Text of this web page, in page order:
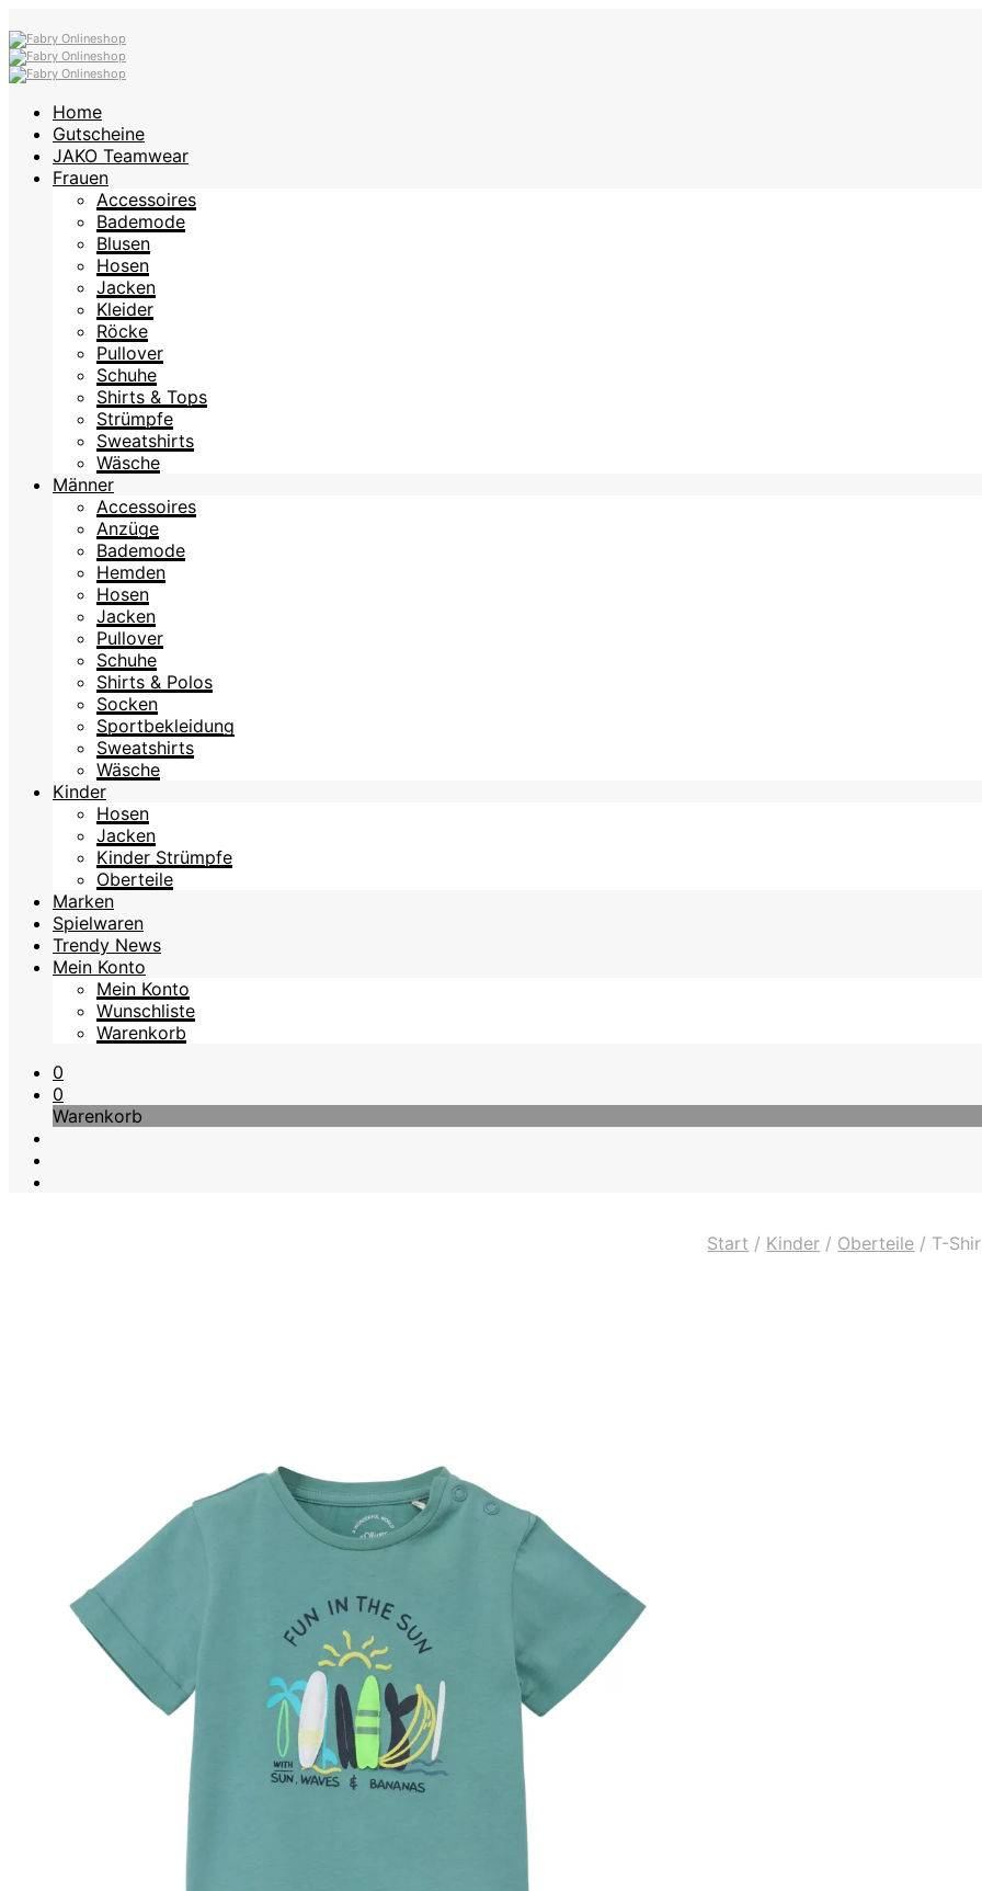
Home
Gutscheine
JAKO Teamwear
Frauen
Accessoires
Bademode
Blusen
Hosen
Jacken
Kleider
Röcke
Pullover
Schuhe
Shirts & Tops
Strümpfe
Sweatshirts
Wäsche
Männer
Accessoires
Anzüge
Bademode
Hemden
Hosen
Jacken
Pullover
Schuhe
Shirts & Polos
Socken
Sportbekleidung
Sweatshirts
Wäsche
Kinder
Hosen
Jacken
Kinder Strümpfe
Oberteile
Marken
Spielwaren
Trendy News
Mein Konto
Mein Konto
Wunschliste
Warenkorb
0
0
Warenkorb
Start / Kinder / Oberteile / T-